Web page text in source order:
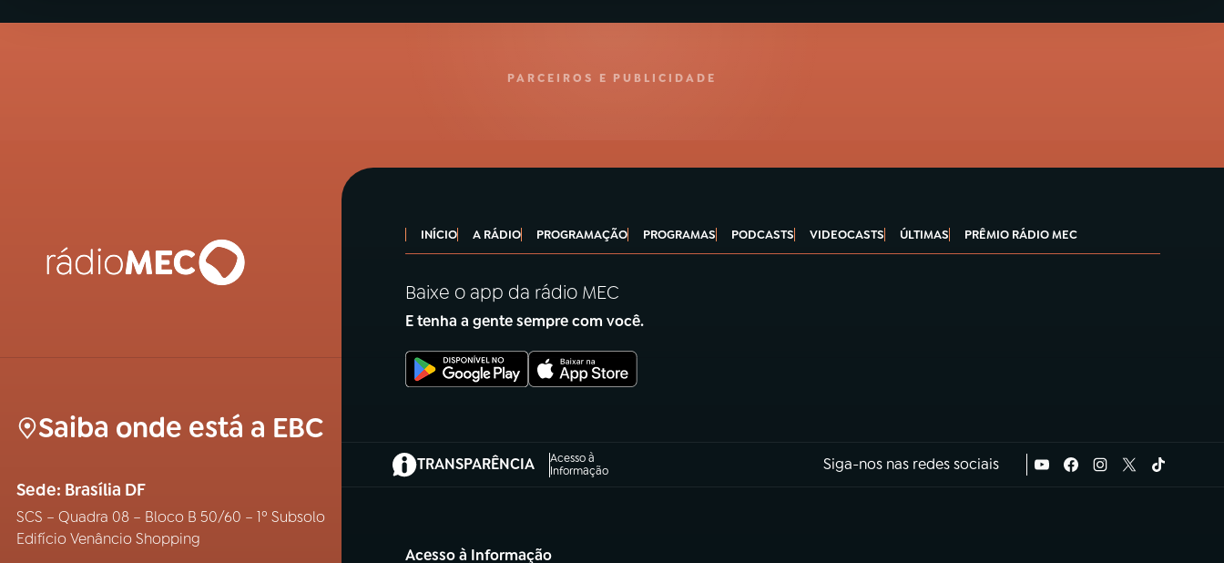
PARCEIROS E PUBLICIDADE
Saiba onde está a EBC
Sede: Brasília DF
SCS – Quadra 08 – Bloco B 50/60 – 1º Subsolo
Edifício Venâncio Shopping
INÍCIO A RÁDIO PROGRAMAÇÃO PROGRAMAS PODCASTS VIDEOCASTS ÚLTIMAS PRÊMIO RÁDIO MEC
Baixe o app da rádio MEC
E tenha a gente sempre com você.
TRANSPARÊNCIA
Acesso à
Informação
(abre em nova aba) Siga-nos nas redes sociais
Acesso à Informação